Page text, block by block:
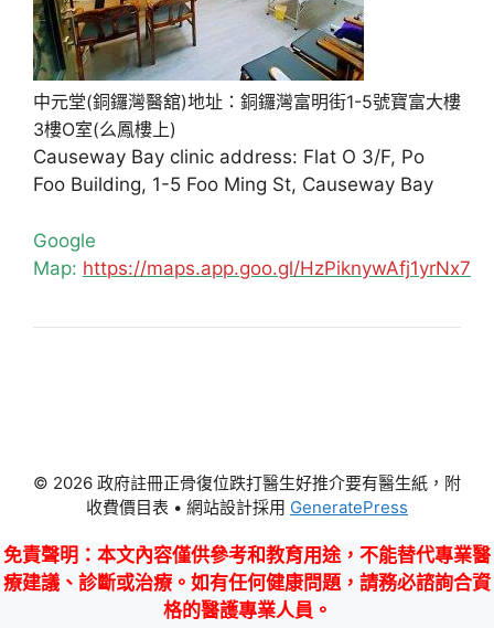
中元堂(銅鑼灣醫舘)地址：銅鑼灣富明街1-5號寶富大樓
3樓O室(么鳳樓上)
Causeway Bay clinic address: Flat O 3/F, Po
Foo Building, 1-5 Foo Ming St, Causeway Bay
Google
Map: https://maps.app.goo.gl/HzPiknywAfj1yrNx7
© 2026 政府註冊正骨復位跌打醫生好推介要有醫生紙，附
收費價目表 • 網站設計採用 GeneratePress
免責聲明 ：本文內容僅供參考和教育用途，不能替代專業醫
療建議、診斷或治療。如有任何健康問題，請務必諮詢合資
格的醫護專業人員。